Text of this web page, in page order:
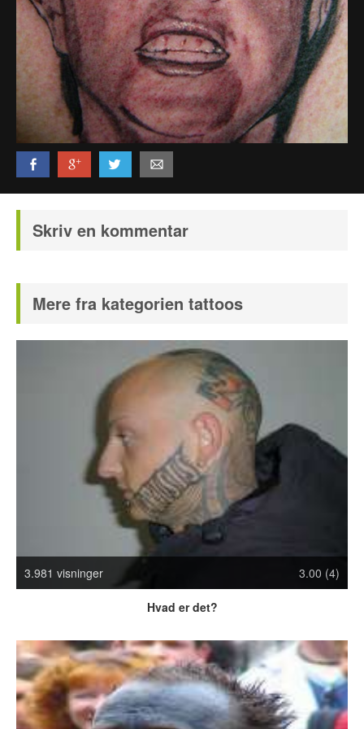
Reklamer
Rusland
Sketches & Stand-Up
Skjult Kamera & Pranks
Syge Skills
TV & Film
Bedst bedømte
Flest visninger
Mest delte
Biler & Motor
Facebook mm.
Kodak Moments
Rage Face
SMS & Autocorrect
Bedst bedømte
Flest visninger
Mest delte
Mest omtalte
Skriv en kommentar
Mere fra kategorien tattoos
3.981 visninger 3.00 (4)
Hvad er det?